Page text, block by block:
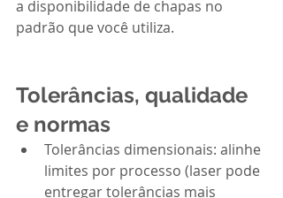
a disponibilidade de chapas no
padrão que você utiliza.
Tolerâncias, qualidade
e normas
Tolerâncias dimensionais: alinhe
limites por processo (laser pode
entregar tolerâncias mais